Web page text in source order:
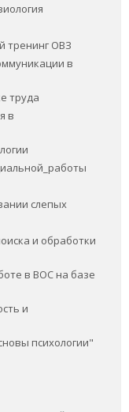
тренинг ОВЗ
в
труда
в
слепых
и обработки
в ВОС на базе
и
психологии"